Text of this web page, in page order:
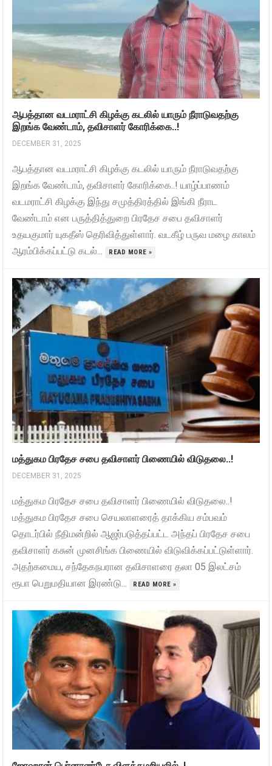
ஆபத்தான வடமராட்சி கிழக்கு கடலில் யாரும் நீராடுவதற்கு
இறங்க வேண்டாம், தவிசாளர் கோரிக்கை..!
DECEMBER 31, 2025
ஆபத்தான வடமராட்சி கிழக்கு கடலில் யாரும் நீராடுவதற்கு
இறங்க வேண்டாம், தவிசாளர் கோரிக்கை..! யாழ்ப்பாணம்
வடமராட்சி கிழக்கு இந்து சமுத்திரத்தில் இங்கி நீராட
வேண்டாம் என பருத்தித்துறை பிரதேச சபை தவிசாளர்
உதயகுமார் யுகதீஸ் தெரிவித்துள்ளார். வடகீழ் பருவ மழை காலம்
ஆரம்பிக்கப்பட்டு கடல்...
READ MORE »
மத்துகம பிரதேச சபை தவிசாளர் பிணையில் விடுதலை..!
DECEMBER 31, 2025
மத்துகம பிரதேச சபை தவிசாளர் பிணையில் விடுதலை..!
மத்துகம பிரதேச சபை செயலாளரைத் தாக்கிய சம்பவம்
தொடர்பில் நீதிமன்றில் ஆஜர்படுத்தப்பட்ட அந்தப் பிரதேச சபை
தவிசாளர் கசுன் முனசிங்க பிணையில் விடுவிக்கப்பட்டுள்ளார்.
அதற்கமைய, சந்தேகநபரான தவிசாளரை தலா 05 இலட்சம்
ரூபா பெறுமதியான இரண்டு...
READ MORE »